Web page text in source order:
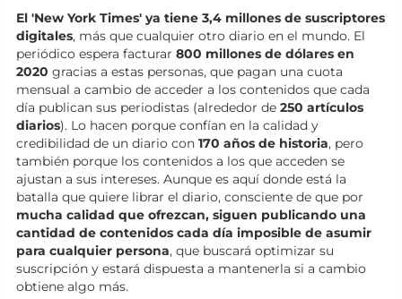
El 'New York Times' ya tiene 3,4 millones de suscriptores
digitales, más que cualquier otro diario en el mundo. El
periódico espera facturar 800 millones de dólares en
2020 gracias a estas personas, que pagan una cuota
mensual a cambio de acceder a los contenidos que cada
día publican sus periodistas (alrededor de 250 artículos
diarios). Lo hacen porque confían en la calidad y
credibilidad de un diario con 170 años de historia, pero
también porque los contenidos a los que acceden se
ajustan a sus intereses. Aunque es aquí donde está la
batalla que quiere librar el diario, consciente de que por
mucha calidad que ofrezcan, siguen publicando una
cantidad de contenidos cada día imposible de asumir
para cualquier persona, que buscará optimizar su
suscripción y estará dispuesta a mantenerla si a cambio
obtiene algo más.